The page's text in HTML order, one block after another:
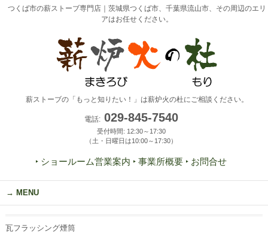
つくば市の薪ストーブ専門店｜茨城県つくば市、千葉県流山市、その周辺のエリ
アはお任せください。
薪ストーブの「もっと知りたい！」は薪炉火の杜にご相談ください。
電話:029-845-7540
受付時間: 12:30～17:30
（土・日曜日は10:00～17:30）
‣ ショールーム営業案内 ‣ 事業所概要 ‣ お問合せ
MENU
瓦フラッシング煙筒